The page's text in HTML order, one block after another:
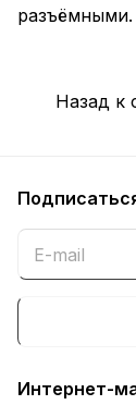
разъёмными.
Назад к
Интернет-